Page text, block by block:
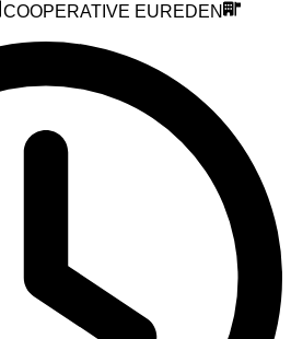
COOPERATIVE EUREDEN